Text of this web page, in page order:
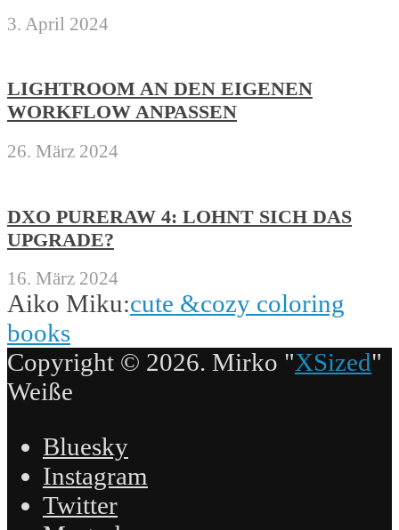
3. April 2024
LIGHTROOM AN DEN EIGENEN
WORKFLOW ANPASSEN
26. März 2024
DXO PURERAW 4: LOHNT SICH DAS
UPGRADE?
16. März 2024
Aiko Miku:cute &cozy coloring
books
Copyright © 2026. Mirko "XSized"
Weiße
Bluesky
Instagram
Twitter